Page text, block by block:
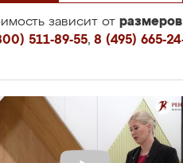
зависит от
511-89-55, 8 (495) 665-